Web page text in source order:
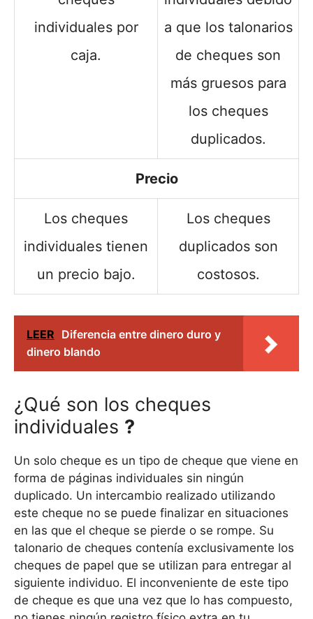
individuales por
caja.
a que los talonarios
de cheques son
más gruesos para
los cheques
duplicados.
Precio
Los cheques
individuales tienen
un precio bajo.
Los cheques
duplicados son
costosos.
LEER Diferencia entre dinero duro y
dinero blando
¿Qué son los cheques
individuales ?
Un solo cheque es un tipo de cheque que viene en
forma de páginas individuales sin ningún
duplicado. Un intercambio realizado utilizando
este cheque no se puede finalizar en situaciones
en las que el cheque se pierde o se rompe. Su
talonario de cheques contenía exclusivamente los
cheques de papel que se utilizan para entregar al
siguiente individuo. El inconveniente de este tipo
de cheque es que una vez que lo has compuesto,